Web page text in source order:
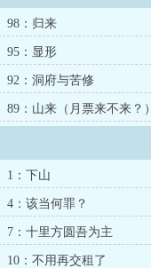
98：归来
95：显形
92：洞府与苦修
89：山来（月票来不来？）
1：下山
4：该当何罪？
7：十里方圆吾为主
10：不用再交租了